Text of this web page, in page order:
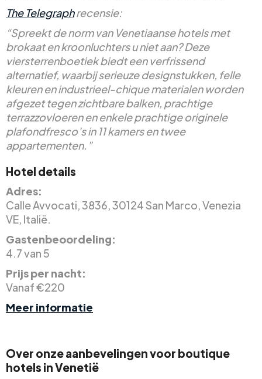
The Telegraphrecensie:
“Spreekt de norm van Venetiaanse hotels met
brokaat en kroonluchters u niet aan? Deze
viersterrenboetiek biedt een verfrissend
alternatief, waarbij serieuze designstukken, felle
kleuren en industrieel-chique materialen worden
afgezet tegen zichtbare balken, prachtige
terrazzovloeren en enkele prachtige originele
plafondfresco’s in 11 kamers en twee
appartementen.”
Hotel details
Adres:
Calle Avvocati, 3836, 30124 San Marco, Venezia
VE, Italië.
Gastenbeoordeling:
4.7 van 5
Prijs per nacht:
Vanaf €220
Meer informatie
Over onze aanbevelingen voor boutique
hotels in Venetië